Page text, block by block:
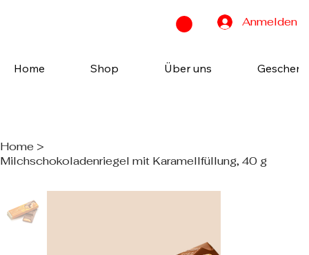
Anmelden
Home Shop Über uns
Home >
Milchschokoladenriegel mit Karamellfüllung, 40 g